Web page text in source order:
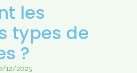
les
types de
?
12/2025